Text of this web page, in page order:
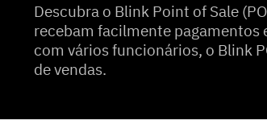
Descubra o Blink Point of Sale
recebam facilmente pagamentos
com vários funcionários, o Blink
de vendas.